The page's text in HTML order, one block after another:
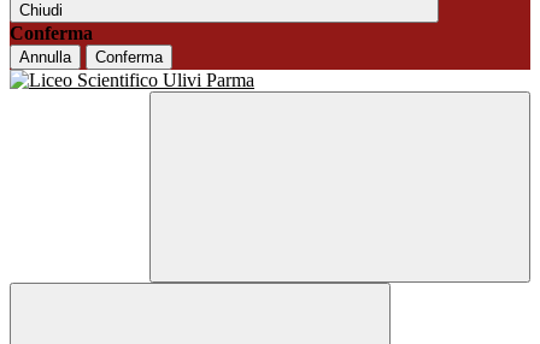
Chiudi
Conferma
Annulla Conferma